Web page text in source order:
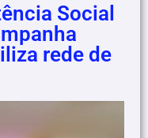
Social
rede de